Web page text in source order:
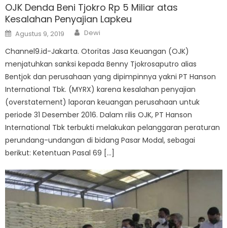
OJK Denda Beni Tjokro Rp 5 Miliar atas
Kesalahan Penyajian Lapkeu
Posted
on
Agustus 9, 2019 Author
Dewi
Channel9.id-Jakarta. Otoritas Jasa Keuangan (OJK)
menjatuhkan sanksi kepada Benny Tjokrosaputro alias
Bentjok dan perusahaan yang dipimpinnya yakni PT Hanson
International Tbk. (MYRX) karena kesalahan penyajian
(overstatement) laporan keuangan perusahaan untuk
periode 31 Desember 2016. Dalam rilis OJK, PT Hanson
International Tbk terbukti melakukan pelanggaran peraturan
perundang-undangan di bidang Pasar Modal, sebagai
berikut: Ketentuan Pasal 69 […]